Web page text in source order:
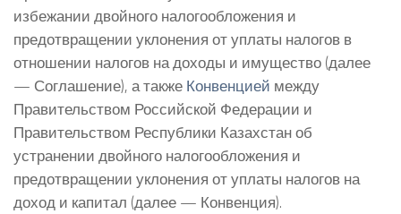
избежании двойного налогообложения и
предотвращении уклонения от уплаты налогов в
отношении налогов на доходы и имущество (далее
— Соглашение), а также Конвенцией между
Правительством Российской Федерации и
Правительством Республики Казахстан об
устранении двойного налогообложения и
предотвращении уклонения от уплаты налогов на
доход и капитал (далее — Конвенция).